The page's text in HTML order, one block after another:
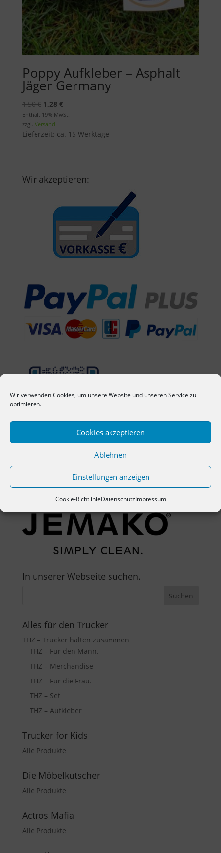
Wir verwenden Cookies, um unsere Website und unseren Service zu
optimieren.
Cookies akzeptieren
Ablehnen
Einstellungen anzeigen
Cookie-RichtlinieDatenschutzImpressum
Poppy Aufkleber – Asphalt
Jäger Germany
1,50€ Ursprünglicher
Preis
war:
1,50 €
1,28 €Aktueller
Preis
1,28 €.
Enthält 19% MwSt.
zzgl. Versand
Lieferzeit: ca. 15 Werktage
Wir akzeptieren:
In unserer Webseite suchen.
Alles für den Trucker
THZ – Trucker halten zusammen
THZ – Für den Mann.
THZ – Merchandise
THZ – Für die Frau.
THZ – Set
THZ – Aufkleber
Trucker for Kids
Alle Produkte
Die Möbelkutscher
Alle Produkte
Actros Mafia
Alle Produkte